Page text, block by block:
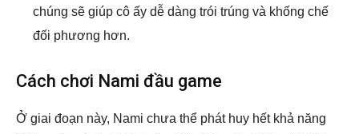
chúng sẽ giúp cô ấy dễ dàng trói trúng và khống chế
đối phương hơn.
Cách chơi Nami đầu game
Ở giai đoạn này, Nami chưa thể phát huy hết khả năng